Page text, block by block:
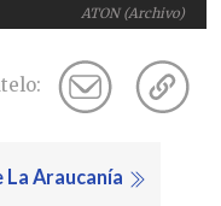
ATON (Archivo)
La Araucanía